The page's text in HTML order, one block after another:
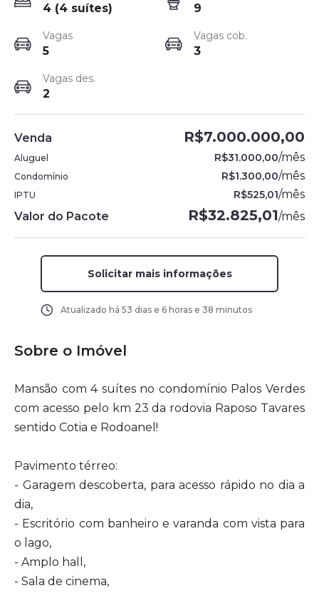
4 (4 suítes) 9
Vagas
5
Vagas cob.
3
Vagas des.
2
Venda R$7.000.000,00
Aluguel R$31.000,00/mês
Condomínio R$1.300,00/mês
IPTU R$525,01/mês
Valor do Pacote
R$32.825,01/mês
Solicitar mais informações
Atualizado há 53 dias e 6 horas e 38 minutos
Sobre o Imóvel
Mansão com 4 suítes no condomínio Palos Verdes
com acesso pelo km 23 da rodovia Raposo Tavares
sentido Cotia e Rodoanel!
Pavimento térreo:
- Garagem descoberta, para acesso rápido no dia a
dia,
- Escritório com banheiro e varanda com vista para
o lago,
- Amplo hall,
- Sala de cinema,